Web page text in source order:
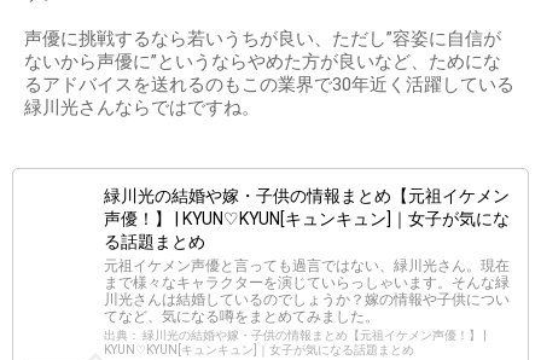
声優に挑戦するなら若いうちが良い、ただし”容姿に自信が
ないから声優に”というならやめた方が良いなど、ためにな
るアドバイスを送れるのもこの業界で30年近く活躍している
緑川光さんならではですね。
緑川光の結婚や嫁・子供の情報まとめ【元祖イケメン
声優！】 | KYUN♡KYUN[キュンキュン]｜女子が気にな
る話題まとめ
元祖イケメン声優と言っても過言ではない、緑川光さん。現在
まで様々なキャラクターを演じていらっしゃいます。そんな緑
川光さんは結婚しているのでしょうか？嫁の情報や子供につい
てなど、気になる噂をまとめてみました。
出典： 緑川光の結婚や嫁・子供の情報まとめ【元祖イケメン声優！】 |
KYUN♡KYUN[キュンキュン]｜女子が気になる話題まとめ